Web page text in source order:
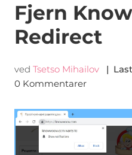
Fjern
Redirect
ved Tsetso Mihailov |
0 Kommentarer